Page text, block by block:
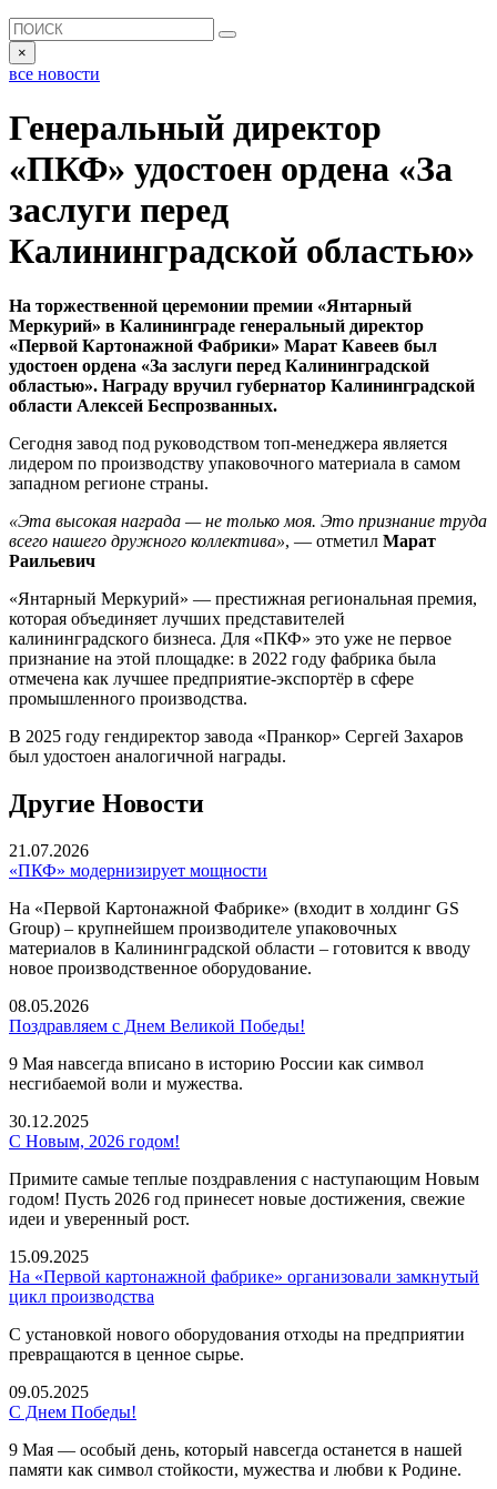
×
все новости
Генеральный директор
«ПКФ» удостоен ордена «За
заслуги перед
Калининградской областью»
На торжественной церемонии премии «Янтарный
Меркурий» в Калининграде генеральный директор
«Первой Картонажной Фабрики» Марат Кавеев был
удостоен ордена «За заслуги перед Калининградской
областью». Награду вручил губернатор Калининградской
области Алексей Беспрозванных.
Сегодня завод под руководством топ-менеджера является
лидером по производству упаковочного материала в самом
западном регионе страны.
«Эта высокая награда — не только моя. Это признание труда
всего нашего дружного коллектива», — отметил Марат
Раильевич
«Янтарный Меркурий» — престижная региональная премия,
которая объединяет лучших представителей
калининградского бизнеса. Для «ПКФ» это уже не первое
признание на этой площадке: в 2022 году фабрика была
отмечена как лучшее предприятие-экспортёр в сфере
промышленного производства.
В 2025 году гендиректор завода «Пранкор» Сергей Захаров
был удостоен аналогичной награды.
Другие Новости
21.07.2026
«ПКФ» модернизирует мощности
На «Первой Картонажной Фабрике» (входит в холдинг GS
Group) – крупнейшем производителе упаковочных
материалов в Калининградской области – готовится к вводу
новое производственное оборудование.
08.05.2026
Поздравляем с Днем Великой Победы!
9 Мая навсегда вписано в историю России как символ
несгибаемой воли и мужества.
30.12.2025
С Новым, 2026 годом!
Примите самые теплые поздравления с наступающим Новым
годом! Пусть 2026 год принесет новые достижения, свежие
идеи и уверенный рост.
15.09.2025
На «Первой картонажной фабрике» организовали замкнутый
цикл производства
С установкой нового оборудования отходы на предприятии
превращаются в ценное сырье.
09.05.2025
С Днем Победы!
9 Мая — особый день, который навсегда останется в нашей
памяти как символ стойкости, мужества и любви к Родине.